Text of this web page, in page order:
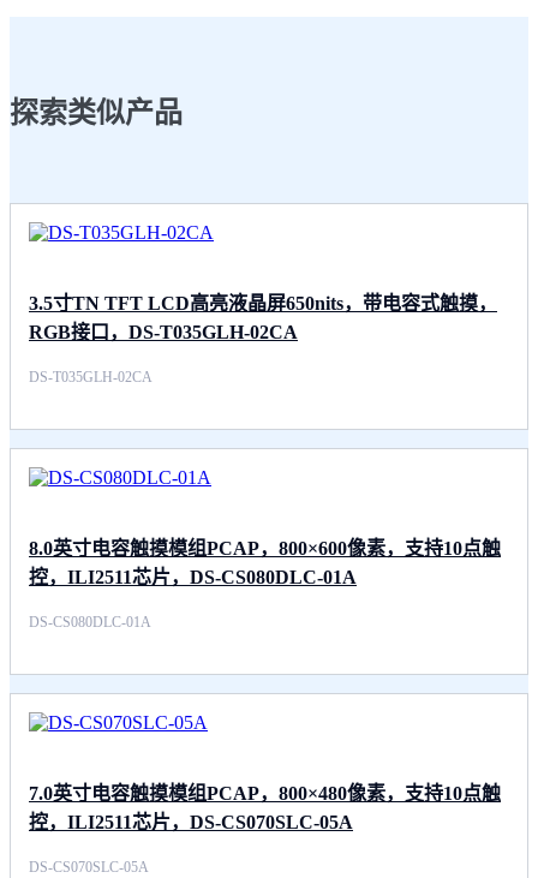
探索类似产品
3.5寸TN TFT LCD高亮液晶屏650nits，带电容式触摸，
RGB接口，DS-T035GLH-02CA
DS-T035GLH-02CA
8.0英寸电容触摸模组PCAP，800×600像素，支持10点触
控，ILI2511芯片，DS-CS080DLC-01A
DS-CS080DLC-01A
7.0英寸电容触摸模组PCAP，800×480像素，支持10点触
控，ILI2511芯片，DS-CS070SLC-05A
DS-CS070SLC-05A